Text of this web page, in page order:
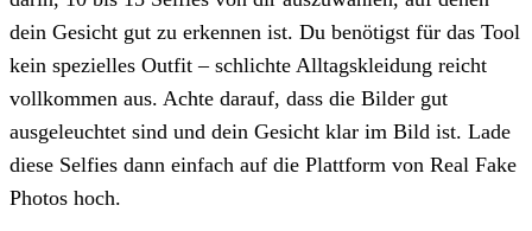
dein Gesicht gut zu erkennen ist. Du benötigst für das Tool
kein spezielles Outfit – schlichte Alltagskleidung reicht
vollkommen aus. Achte darauf, dass die Bilder gut
ausgeleuchtet sind und dein Gesicht klar im Bild ist. Lade
diese Selfies dann einfach auf die Plattform von Real Fake
Photos hoch.